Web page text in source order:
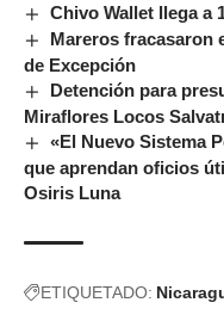
Chivo Wallet llega a
Mareros fracasaron
de Excepción
Detención para
Miraflores Locos
«El Nuevo Sistema
que aprendan oficios
Osiris Luna
ETIQUETADO: